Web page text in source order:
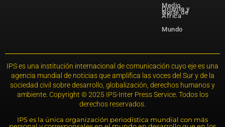
Medio
Oriente y
Norte de
África
Mundo
IPS es una institución internacional de comunicación cuyo eje es una
agencia mundial de noticias que amplifica las voces del Sur y de la
sociedad civil sobre desarrollo, globalización, derechos humanos y
ambiente. Copyright © 2025 IPS-Inter Press Service. Todos los
derechos reservados.
IPS es la única organización periodística mundial con más